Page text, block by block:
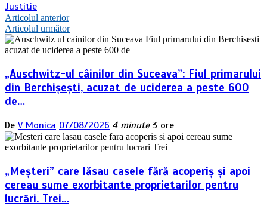
Justitie
Navigare
în
articole
Articolul anterior
Articolul următor
„Auschwitz-ul câinilor din Suceava”: Fiul primarului
din Berchișești, acuzat de uciderea a peste 600
de…
De V Monica 07/08/2026 4 minute 3 ore
„Meșteri” care lăsau casele fără acoperiș și apoi
cereau sume exorbitante proprietarilor pentru
lucrări. Trei…